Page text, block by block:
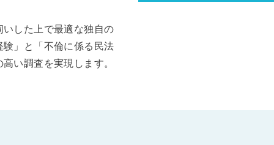
した上で最適な独自の
」と「不倫に係る民法
い調査を実現します。